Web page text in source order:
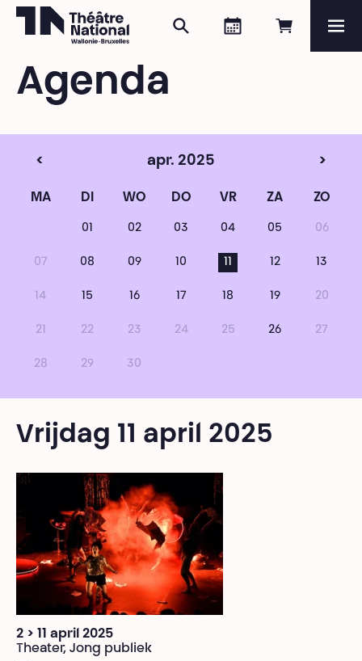
Online
Agenda
Zoeken
Agenda
< apr. 2025 >
MA DI WO DO VR ZA ZO
01 02 03 04 05 06
07 08 09 10 11 12 13
14 15 16 17 18 19 20
21 22 23 24 25 26 27
28 29 30
Vrijdag 11 april 2025
2 > 11 april 2025
Theater, Jong publiek